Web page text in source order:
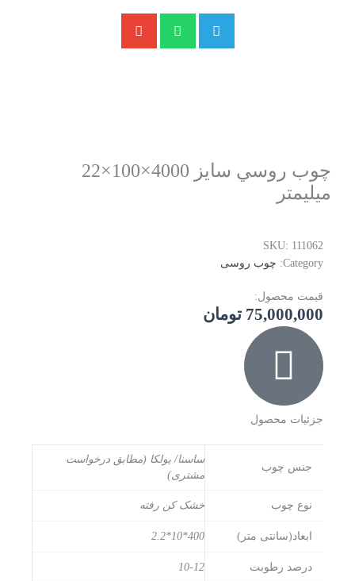
چوب روسي سايز 4000×100×22
ميليمتر
SKU: 111062
Category: چوب روسی
قیمت محصول:
75,000,000 تومان
جزئیات محصول
جنس چوب
ساسنا/ یولکا (مطابق درخواست
مشتری)
نوع چوب خشک کن رفته
ابعاد(سانتی متر) 400*10*2.2
درصد رطوبت 10-12